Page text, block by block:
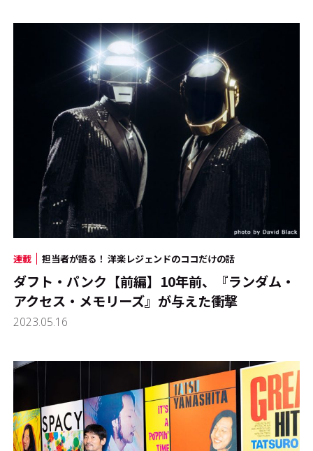
連載 担当者が語る！ 洋楽レジェンドのココだけの話
ダフト・パンク【前編】10年前、『ランダム・
アクセス・メモリーズ』が与えた衝撃
2023.05.16